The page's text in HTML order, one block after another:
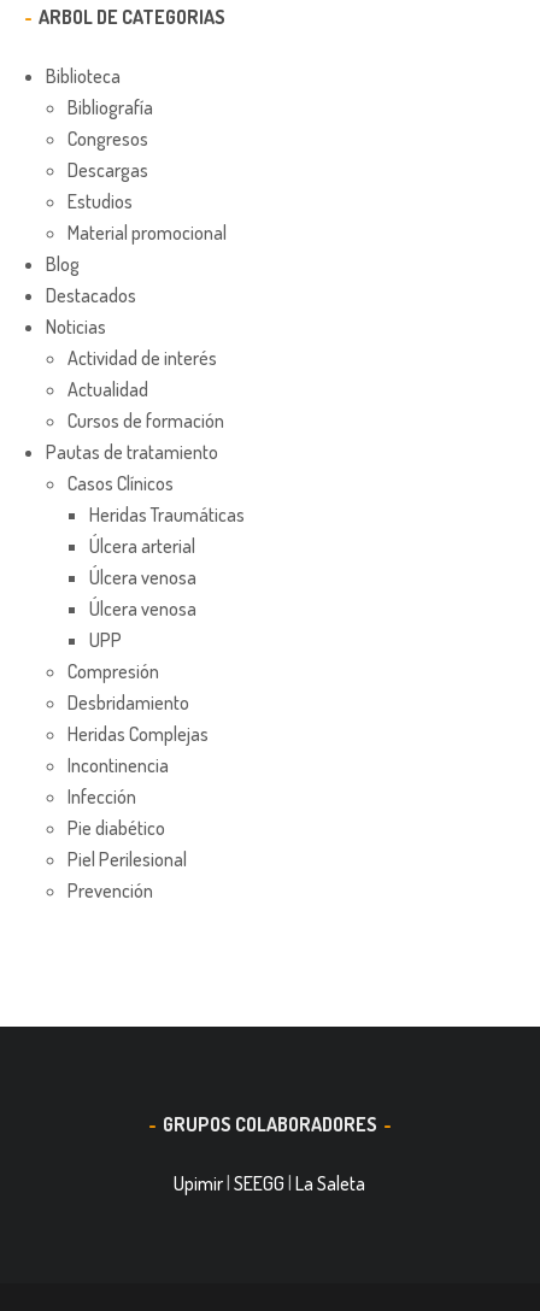
ARBOL DE CATEGORIAS
Biblioteca
Bibliografía
Congresos
Descargas
Estudios
Material promocional
Blog
Destacados
Noticias
Actividad de interés
Actualidad
Cursos de formación
Pautas de tratamiento
Casos Clínicos
Heridas Traumáticas
Úlcera arterial
Úlcera venosa
Úlcera venosa
UPP
Compresión
Desbridamiento
Heridas Complejas
Incontinencia
Infección
Pie diabético
Piel Perilesional
Prevención
GRUPOS COLABORADORES
Upimir|SEEGG |La Saleta